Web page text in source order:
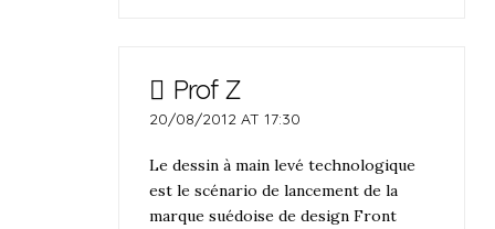
Prof Z
20/08/2012 AT 17:30
Le dessin à main levé technologique
est le scénario de lancement de la
marque suédoise de design Front